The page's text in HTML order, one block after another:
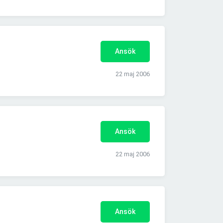
Ansök
22 maj 2006
Ansök
22 maj 2006
Ansök